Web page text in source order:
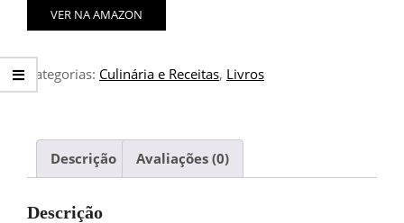
VER NA AMAZON
Categorias: Culinária e Receitas, Livros
Descrição Avaliações (0)
Descrição